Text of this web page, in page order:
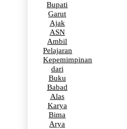
Bupati
Garut
Ajak
ASN
Ambil
Pelajaran
Kepemimpinan
dari
Buku
Babad
Alas
Karya
Bima
Arya